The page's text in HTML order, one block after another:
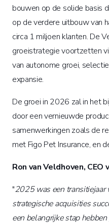
bouwen op de solide basis
op de verdere uitbouw van
circa 1 miljoen klanten. De
groeistrategie voortzetten
van autonome groei,
expansie.
De groei in 2026 zal in het
door een vernieuwde
samenwerkingen zoals de
met Figo Pet Insurance, en
Ron van Veldhoven,
"2025 was een transitiejaar
strategische acquisities
een belangrijke stap